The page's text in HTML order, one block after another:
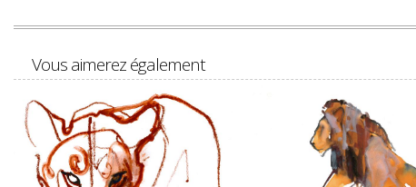
Vous aimerez également